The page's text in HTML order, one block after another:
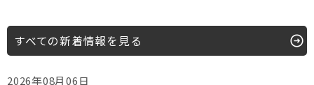
すべての新着情報を見る
2026年08月06日